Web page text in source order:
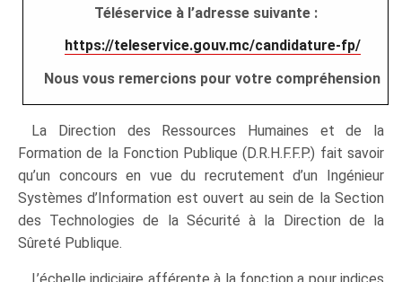
Téléservice à l’adresse suivante :
https://teleservice.gouv.mc/candidature-fp/
Nous vous remercions pour votre compréhension
La Direction des Ressources Humaines et de la
Formation de la Fonction Publique (D.R.H.F.F.P.) fait savoir
qu’un concours en vue du recrutement d’un Ingénieur
Systèmes d’Information est ouvert au sein de la Section
des Technologies de la Sécurité à la Direction de la
Sûreté Publique.